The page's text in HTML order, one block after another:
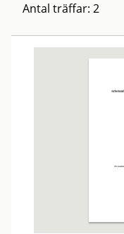
Antal träffar: 2